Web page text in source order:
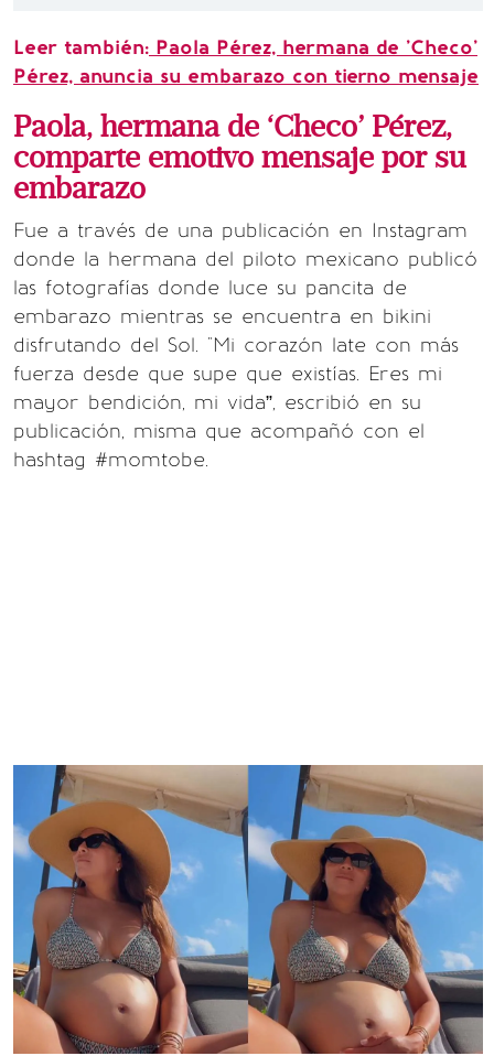
Leer también: Paola Pérez, hermana de 'Checo'
Pérez, anuncia su embarazo con tierno mensaje
Paola, hermana de ‘Checo’ Pérez,
comparte emotivo mensaje por su
embarazo
Fue a través de una publicación en Instagram
donde la hermana del piloto mexicano publicó
las fotografías donde luce su pancita de
embarazo mientras se encuentra en bikini
disfrutando del Sol. "Mi corazón late con más
fuerza desde que supe que existías. Eres mi
mayor bendición, mi vida”, escribió en su
publicación, misma que acompañó con el
hashtag #momtobe.